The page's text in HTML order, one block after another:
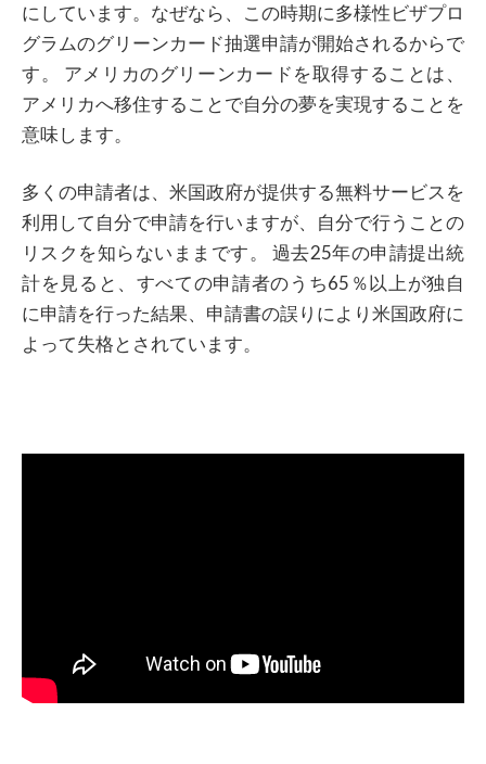
にしています。なぜなら、この時期に多様性ビザプロ
グラムのグリーンカード抽選申請が開始されるからで
す。 アメリカのグリーンカードを取得することは、
アメリカへ移住することで自分の夢を実現することを
意味します。
多くの申請者は、米国政府が提供する無料サービスを
利用して自分で申請を行いますが、自分で行うことの
リスクを知らないままです。 過去25年の申請提出統
計を見ると、すべての申請者のうち65％以上が独自
に申請を行った結果、申請書の誤りにより米国政府に
よって失格とされています。